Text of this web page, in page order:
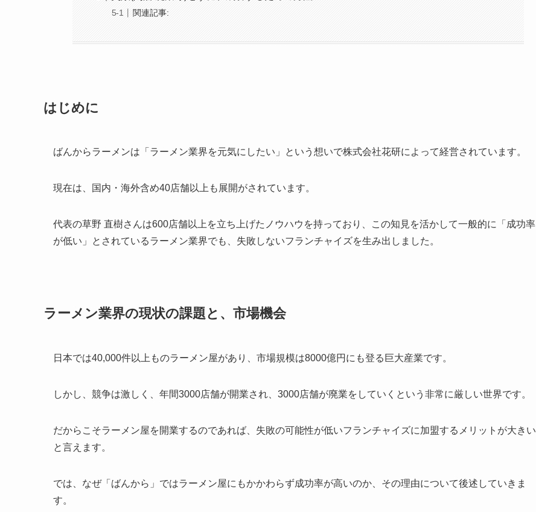
関連記事:
はじめに
ばんからラーメンは「ラーメン業界を元気にしたい」という想いで株式会社花研によって経営されています。
現在は、国内・海外含め40店舗以上も展開がされています。
代表の草野 直樹さんは600店舗以上を立ち上げたノウハウを持っており、この知見を活かして一般的に「成功率
が低い」とされているラーメン業界でも、失敗しないフランチャイズを生み出しました。
ラーメン業界の現状の課題と、市場機会
日本では40,000件以上ものラーメン屋があり、市場規模は8000億円にも登る巨大産業です。
しかし、競争は激しく、年間3000店舗が開業され、3000店舗が廃業をしていくという非常に厳しい世界です。
だからこそラーメン屋を開業するのであれば、失敗の可能性が低いフランチャイズに加盟するメリットが大きい
と言えます。
では、なぜ「ばんから」ではラーメン屋にもかかわらず成功率が高いのか、その理由について後述していきま
す。